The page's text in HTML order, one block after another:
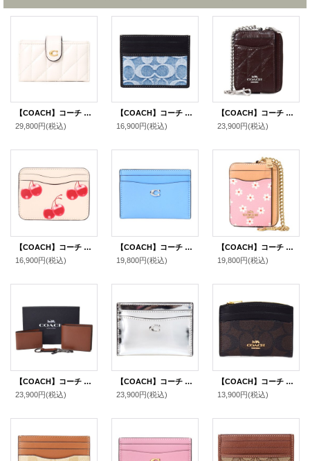
【COACH】コーチ カードケース レザー キルティング エッセンシャル ロゴ アコーディオン カードホルダー カードケース 定期入れ 名刺入れ チャーク（日本未発売）
29,800円(税込)
【COACH】コーチ カードケース デニム レザー シグネチャー スリム カードケース ID パスケース 名刺入れ 定期入れ ライトインディゴ（日本未発売）
16,900円(税込)
【COACH】コーチ コインケース キルティング レザー チェーン ジップ カードケース カードポーチ 定期入れ 名刺入れ 小銭入れ メイプル（日本未発売）
23,900円(税込)
【COACH】コーチ カードケース Coachtopia さくらんぼ レザー チェリー ロゴ スリム パスケース カードケース 定期入れ 名刺入れ マルチ（日本未発売）
16,900円(税込)
【COACH】コーチ カードケース レザー エッセンシャル C ロゴ カードケース スリム パスケース 定期入れ 名刺入れ ミストブルー（日本未発売）
19,800円(税込)
【COACH】コーチ コインケース レザー フラワー 花柄 チェーン ロゴ ジップ カードケース カードポーチ 定期入れ 名刺入れ 小銭入れ ピンクマルチカラー（日本未発売）
19,800円(税込)
【COACH】コーチ メンズ レザー 二つ折り財布+カードケース（定期入れ）+キーホルダー 豪華3点セット ダークサドル（日本未発売）
23,900円(税込)
【COACH】コーチ カードケース レザー メタリック C ロゴ カードケース スリム パスケース 定期入れ 名刺入れ シルバー（日本未発売）
23,900円(税込)
【COACH】コーチ コーティングキャンバス レザー シグネチャー シェイプド カードケース ロゴ 名刺入れ 定期入れ パスケース コインケース ブラウン×ブラック（日本未発売）
13,900円(税込)